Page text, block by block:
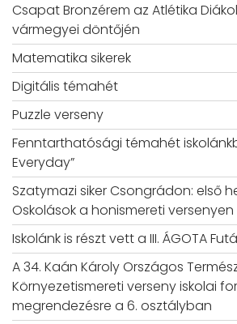
Csapat Bronzérem az Atlétika
vármegyei döntőjén
Matematika sikerek
Digitális témahét
Puzzle verseny
Fenntarthatósági témahét
Everyday”
Szatymazi siker Csongrádon: első
Oskolások a honismereti versenyen
Iskolánk is részt vett a III. ÁGOTA
A 34. Kaán Károly Országos
Környezetismereti verseny iskolai
megrendezésre a 6. osztályban